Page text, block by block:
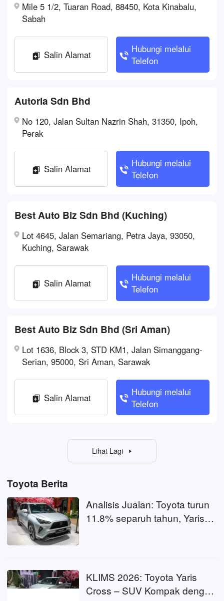
Mile 5 1/2, Tuaran Road, 88450, Kota Kinabalu,
Sabah
Salin Alamat
Hubungi melalui
Telefon
Autoria Sdn Bhd
No 120, Jalan Sultan Nazrin Shah, 31350, Ipoh,
Perak
Salin Alamat
Hubungi melalui
Telefon
Best Auto Biz Sdn Bhd (Kuching)
Lot 4645, Jalan Semariang, Petra Jaya, 93050,
Kuching, Sarawak
Salin Alamat
Hubungi melalui
Telefon
Best Auto Biz Sdn Bhd (Sri Aman)
Lot 1636, Block 3, STD KM1, Jalan Simanggang-
Serian, 95000, Sri Aman, Sarawak
Salin Alamat
Hubungi melalui
Telefon
Lihat Lagi
Toyota Berita
Analisis Jualan: Toyota turun
11.8% separuh tahun, Yaris
promosi akhir tahun?
KLIMS 2026: Toyota Yaris
Cross – SUV Kompak dengan